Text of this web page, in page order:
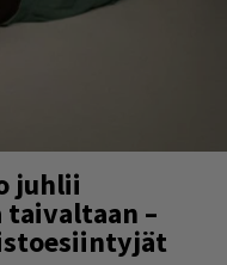
juhlii
taivaltaan –